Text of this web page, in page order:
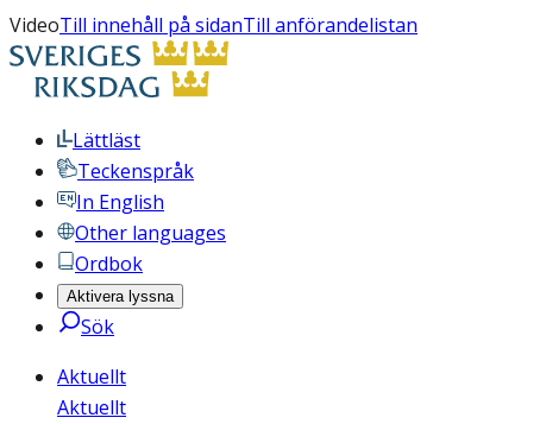
VideoTill innehåll på sidanTill anförandelistan
Lättläst
Teckenspråk
In English
Other languages
Ordbok
Aktivera lyssna
Sök
Aktuellt
Aktuellt